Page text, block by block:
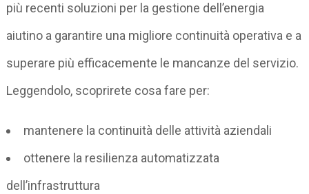
più recenti soluzioni per la gestione dell’energia
aiutino a garantire una migliore continuità operativa e a
superare più efficacemente le mancanze del servizio.
Leggendolo, scoprirete cosa fare per:
mantenere la continuità delle attività aziendali
ottenere la resilienza automatizzata
dell’infrastruttura